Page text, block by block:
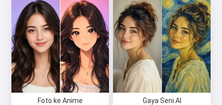
Foto ke Anime Gaya Seni AI